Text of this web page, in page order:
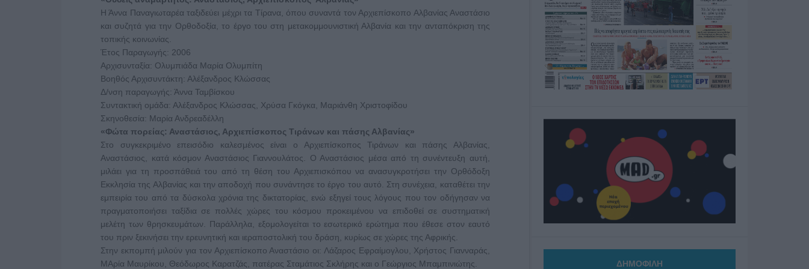
Η Άννα Παναγιωταρέα ταξιδεύει μέχρι τα Τίρανα, όπου συναντά τον Αρχιεπίσκοπο Αλβανίας Αναστάσιο
και συζητά για την Ορθοδοξία, το έργο του στη μετακομμουνιστική Αλβανία και την ανταπόκριση της
τοπικής κοινωνίας.
Έτος Παραγωγής: 2006
Αρχισυνταξία: Ολυμπιάδα Μαρία Ολυμπίτη
Βοηθός Αρχισυντάκτη: Αλέξανδρος Κλώσσας
Δ/νση παραγωγής: Άννα Ταμβίσκου
Συντακτική ομάδα: Αλέξανδρος Κλώσσας, Χρύσα Γκόγκα, Μαριάνθη Χριστοφίδου
Σκηνοθεσία: Μαρία Ανδρεαδέλλη
«Φώτα πορείας: Αναστάσιος, Αρχιεπίσκοπος Τιράνων και πάσης Αλβανίας»
Στο συγκεκριμένο επεισόδιο καλεσμένος είναι ο Αρχιεπίσκοπος Τιράνων και πάσης Αλβανίας,
Αναστάσιος, κατά κόσμον Αναστάσιος Γιαννουλάτος. Ο Αναστάσιος μέσα από τη συνέντευξη αυτή,
μιλάει για τη προσπάθειά του από τη θέση του Αρχιεπισκόπου να ανασυγκροτήσει την Ορθόδοξη
Εκκλησία της Αλβανίας και την αποδοχή που συνάντησε το έργο του αυτό. Στη συνέχεια, καταθέτει την
εμπειρία του από τα δύσκολα χρόνια της δικτατορίας, ενώ εξηγεί τους λόγους που τον οδήγησαν να
πραγματοποιήσει ταξίδια σε πολλές χώρες του κόσμου προκειμένου να επιδοθεί σε συστηματική
μελέτη των θρησκευμάτων. Παράλληλα, εξομολογείται το εσωτερικό ερώτημα που έθεσε στον εαυτό
του πριν ξεκινήσει την ερευνητική και ιεραποστολική του δράση, κυρίως σε χώρες της Αφρικής.
Στην εκπομπή μιλούν για τον Αρχιεπίσκοπο Αναστάσιο οι: Λάζαρος Εφραίμογλου, Χρήστος Γιανναράς,
ΜΑρία Μαυρίκου, Θεόδωρος Καρατζάς, πατέρας Σταμάτιος Σκλήρης και ο Γεώργιος Μπαμπινιώτης.
ΔΗΜΟΦΙΛΗ